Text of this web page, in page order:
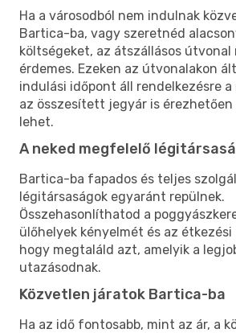
Ha a városodból nem indulnak
Bartica-ba, vagy szeretnéd
költségeket, az átszállásos
érdemes. Ezeken az útvonalakon
indulási időpont áll rendelkezésre
az összesített jegyár is érezhetően
lehet.
A neked megfelelő
Bartica-ba fapados és teljes
légitársaságok egyaránt repülnek.
Összehasonlíthatod a
ülőhelyek kényelmét és az
hogy megtaláld azt, amelyik a
utazásodnak.
Közvetlen járatok Bartica-ba
Ha az idő fontosabb, mint az ár, a